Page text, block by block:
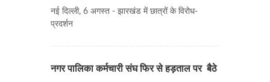
नई दिल्ली, 6 अगस्त - झारखंड में छात्रों के विरोध-
प्रदर्शन
नगर पालिका कर्मचारी संघ फिर से हड़ताल पर बैठे